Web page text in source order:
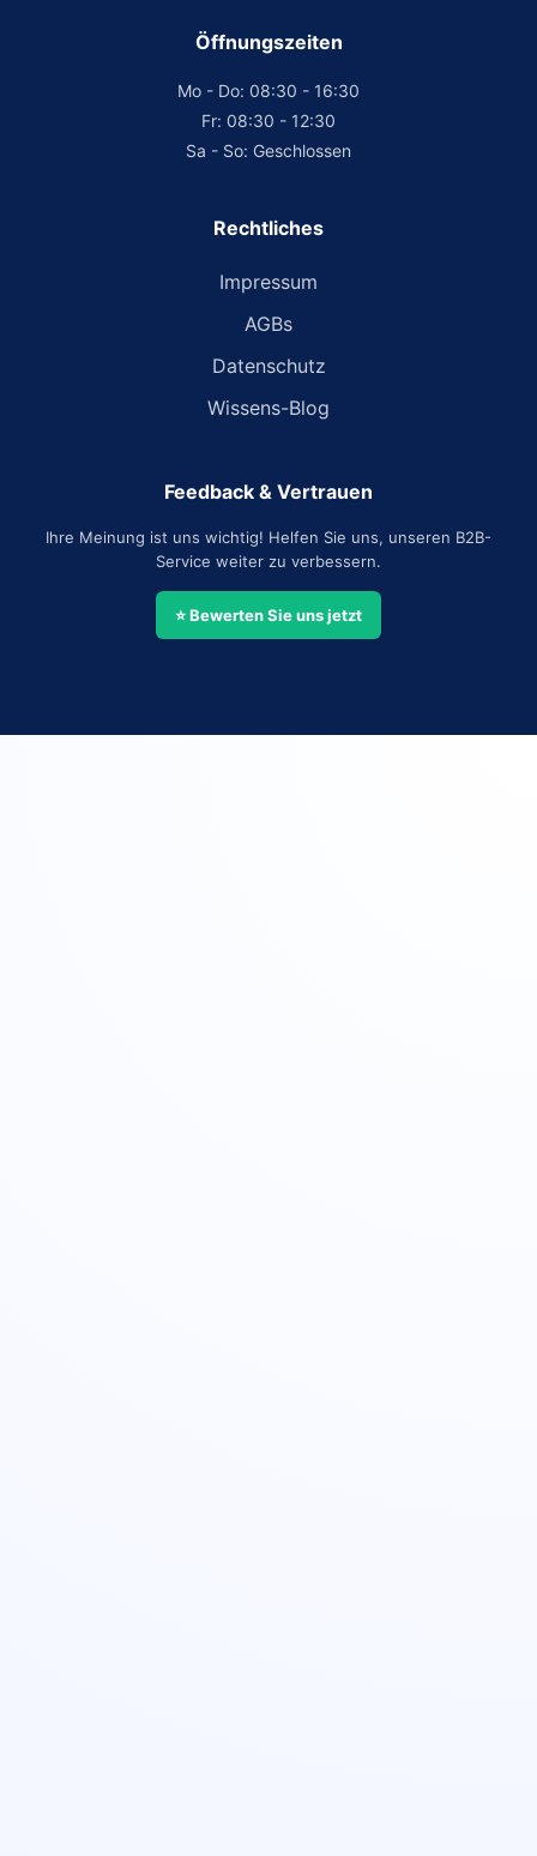
Öffnungszeiten
Mo - Do: 08:30 - 16:30
Fr: 08:30 - 12:30
Sa - So: Geschlossen
Rechtliches
Impressum
AGBs
Datenschutz
Wissens-Blog
Feedback & Vertrauen
Ihre Meinung ist uns wichtig! Helfen Sie uns, unseren B2B-
Service weiter zu verbessern.
⭐ Bewerten Sie uns jetzt